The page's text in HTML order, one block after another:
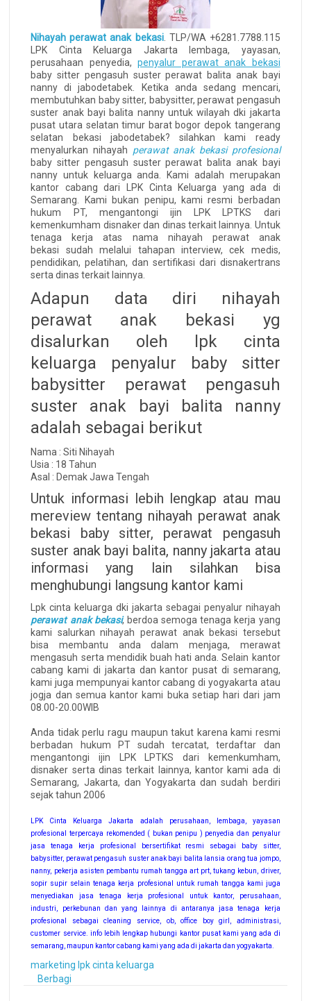
Nihayah perawat anak bekasi. TLP/WA +6281.7788.115
LPK Cinta Keluarga Jakarta lembaga, yayasan,
perusahaan penyedia,penyalur perawat anak bekasi
baby sitter pengasuh suster perawat balita anak bayi
nanny di jabodetabek. Ketika anda sedang mencari,
membutuhkan baby sitter, babysitter, perawat pengasuh
suster anak bayi balita nanny untuk wilayah dki jakarta
pusat utara selatan timur barat bogor depok tangerang
selatan bekasi jabodetabek? silahkan kami ready
menyalurkan nihayah perawat anak bekasi profesional
baby sitter pengasuh suster perawat balita anak bayi
nanny untuk keluarga anda. Kami adalah merupakan
kantor cabang dari LPK Cinta Keluarga yang ada di
Semarang. Kami bukan penipu, kami resmi berbadan
hukum PT, mengantongi ijin LPK LPTKS dari
kemenkumham disnaker dan dinas terkait lainnya. Untuk
tenaga kerja atas nama nihayah perawat anak
bekasi sudah melalui tahapan interview, cek medis,
pendidikan, pelatihan, dan sertifikasi dari disnakertrans
serta dinas terkait lainnya.
Adapun data diri nihayah
perawat anak bekasi yg
disalurkan oleh lpk cinta
keluarga penyalur baby sitter
babysitter perawat pengasuh
suster anak bayi balita nanny
adalah sebagai berikut
Nama : Siti Nihayah
Usia : 18 Tahun
Asal : Demak Jawa Tengah
Untuk informasi lebih lengkap atau mau
mereview tentang nihayah perawat anak
bekasi baby sitter, perawat pengasuh
suster anak bayi balita, nanny jakarta atau
informasi yang lain silahkan bisa
menghubungi langsung kantor kami
Lpk cinta keluarga dki jakarta sebagai penyalur nihayah
perawat anak bekasi, berdoa semoga tenaga kerja yang
kami salurkan nihayah perawat anak bekasi tersebut
bisa membantu anda dalam menjaga, merawat
mengasuh serta mendidik buah hati anda. Selain kantor
cabang kami di jakarta dan kantor pusat di semarang,
kami juga mempunyai kantor cabang di yogyakarta atau
jogja dan semua kantor kami buka setiap hari dari jam
08.00-20.00WIB
Anda tidak perlu ragu maupun takut karena kami resmi
berbadan hukum PT sudah tercatat, terdaftar dan
mengantongi ijin LPK LPTKS dari kemenkumham,
disnaker serta dinas terkait lainnya, kantor kami ada di
Semarang, Jakarta, dan Yogyakarta dan sudah berdiri
sejak tahun 2006
LPK Cinta Keluarga Jakarta adalah perusahaan, lembaga, yayasan
profesional terpercaya rekomended ( bukan penipu ) penyedia dan penyalur
jasa tenaga kerja profesional bersertifikat resmi sebagai baby sitter,
babysitter, perawat pengasuh suster anak bayi balita lansia orang tua jompo,
nanny, pekerja asisten pembantu rumah tangga art prt, tukang kebun, driver,
sopir supir selain tenaga kerja profesional untuk rumah tangga kami juga
menyediakan jasa tenaga kerja profesional untuk kantor, perusahaan,
industri, perkebunan dan yang lainnya di antaranya jasa tenaga kerja
profesional sebagai cleaning service, ob, office boy girl, administrasi,
customer service. info lebih lengkap hubungi kantor pusat kami yang ada di
semarang, maupun kantor cabang kami yang ada di jakarta dan yogyakarta.
marketing lpk cinta keluarga
Berbagi